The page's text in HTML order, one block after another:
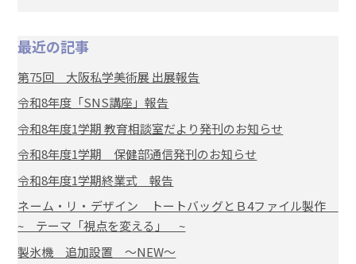
最近の記事
第75回 大阪私学美術展 出展報告
令和8年度「SNS講座」報告
令和8年度1学期 教育相談室だより発刊のお知らせ
令和8年度1学期 保健部通信発刊のお知らせ
令和8年度1学期終業式 報告
ネーム・リ・デザイン トートバッグとＢ4ファイル製作
~ テーマ「視点を変える」 ~
製氷機 追加設置 ～NEW～